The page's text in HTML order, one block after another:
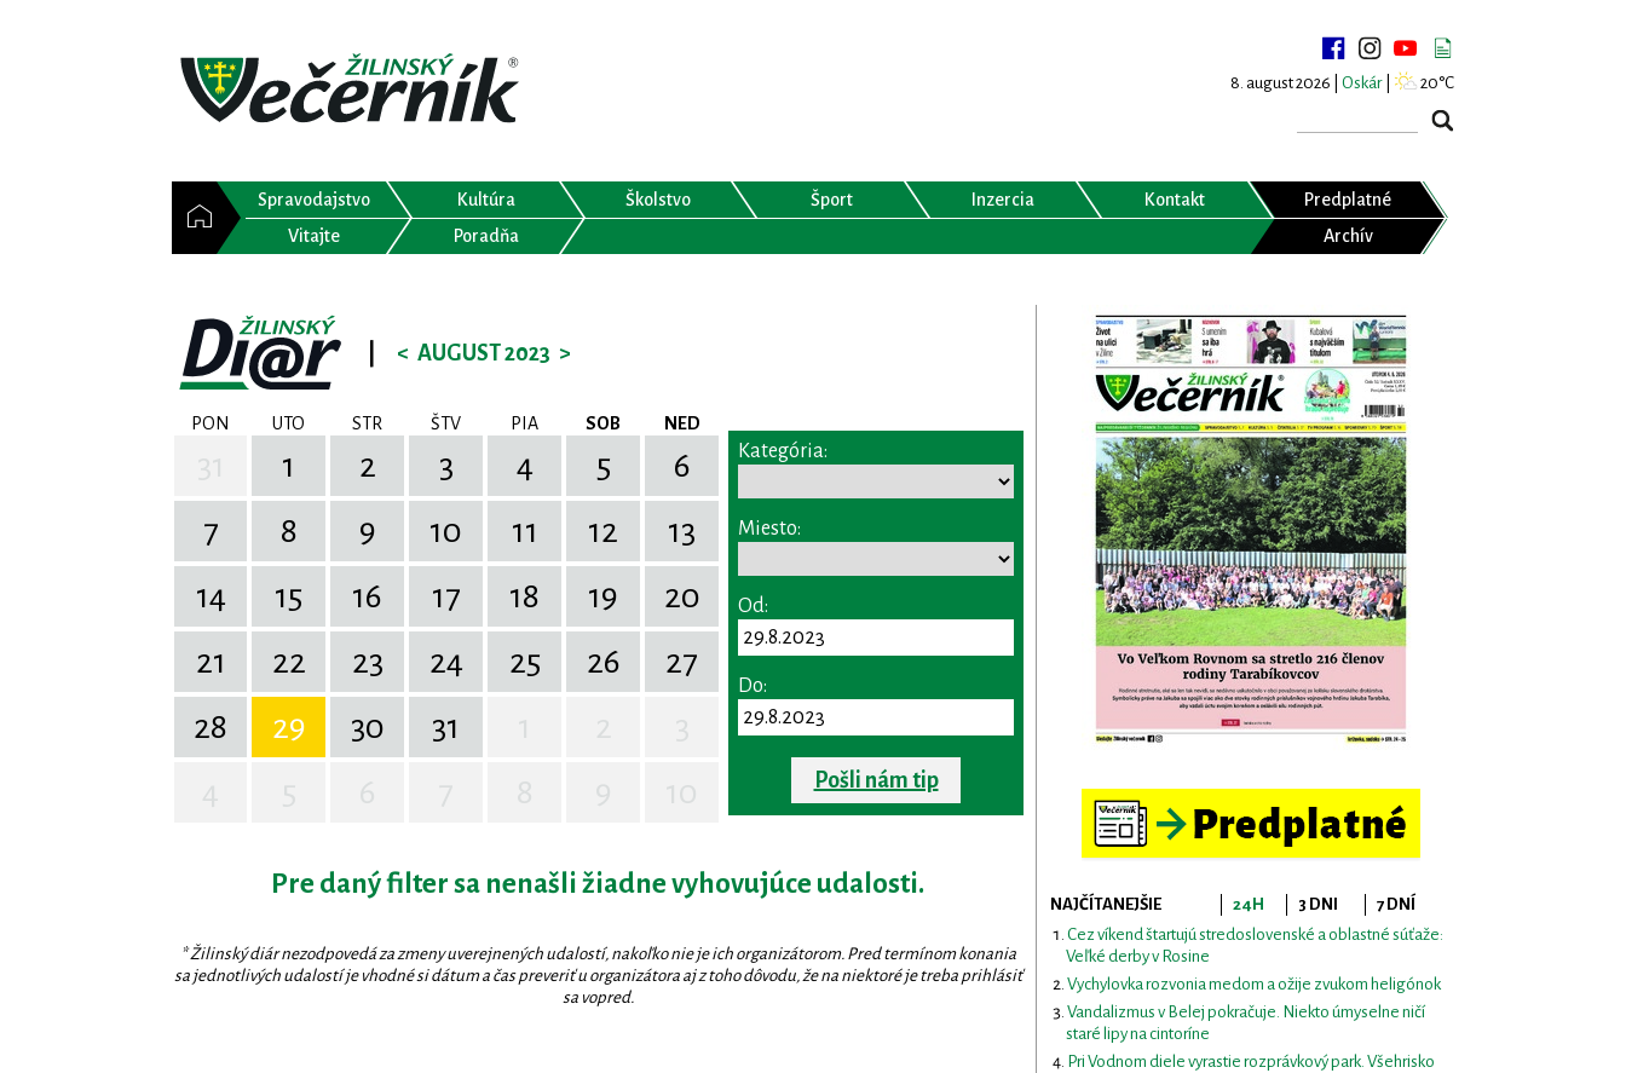
8. august 2026 | Oskár 20°C
Spravodajstvo Kultúra Školstvo Šport Inzercia Kontakt
Predplatné
Vitajte
Poradňa Archív
< AUGUST 2023 >
PON UTO STR ŠTV PIA SOB NED
1 2 3 4 5
6
7
8 9 10 11 12
13
14
15 16 17 18 19
20
21
22 23 24 25 26
27
28
29 30 31
Kategória:
Miesto:
Od:
Do:
Pošli nám tip
Pre daný filter sa nenašli žiadne vyhovujúce udalosti.
* Žilinský diár nezodpovedá za zmeny uverejnených udalostí, nakoľko nie je ich organizátorom. Pred termínom konania
sa jednotlivých udalostí je vhodné si dátum a čas preveriť u organizátora aj z toho dôvodu, že na niektoré je treba prihlásiť
sa vopred.
NAJČÍTANEJŠIE 24H 3 DNI
7 DNÍ
Cez víkend štartujú stredoslovenské a oblastné súťaže:
Veľké derby v Rosine
Vychylovka rozvonia medom a ožije zvukom heligónok
Vandalizmus v Belej pokračuje. Niekto úmyselne ničí
staré lipy na cintoríne
Pri Vodnom diele vyrastie rozprávkový park. Všehrisko